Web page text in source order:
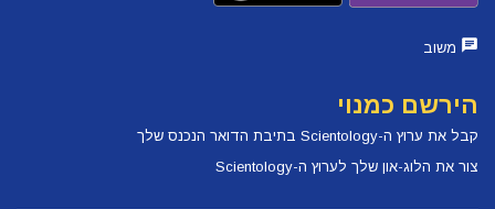
משוב
הירשם כמנוי
קבל את ערוץ ה-Scientology בתיבת הדואר הנכנס שלך
צור את הלוג-און שלך לערוץ ה-Scientology